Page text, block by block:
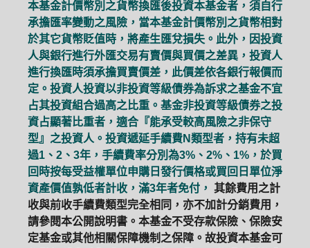
本基金計價幣別之貨幣換匯後投資本基金者，須自行
承擔匯率變動之風險，當本基金計價幣別之貨幣相對
於其它貨幣貶值時，將產生匯兌損失。此外，因投資
人與銀行進行外匯交易有賣價與買價之差異，投資人
進行換匯時須承擔買賣價差，此價差依各銀行報價而
定。投資人投資以非投資等級債券為訴求之基金不宜
占其投資組合過高之比重。基金非投資等級債券之投
資占顯著比重者，適合『能承受較高風險之非保守
型』之投資人。投資遞延手續費N類型者，持有未超
過1、2、3年，手續費率分別為3%、2%、1%，於買
回時按每受益權單位申購日發行價格或買回日單位淨
資產價值孰低者計收，滿3年者免付， 其餘費用之計
收與前收手續費類型完全相同，亦不加計分銷費用，
請參閱本公開說明書。本基金不受存款保險、保險安
定基金或其他相關保障機制之保障。故投資本基金可